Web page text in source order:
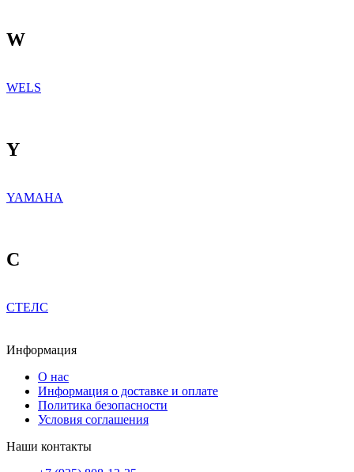
W
WELS
Y
YAMAHA
С
СТЕЛС
Информация
О нас
Информация о доставке и оплате
Политика безопасности
Условия соглашения
Наши контакты